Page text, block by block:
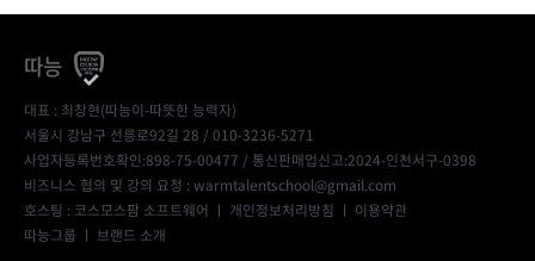
따능
대표 : 최창현(따능이-따뜻한 능력자)
서울시 강남구 선릉로92길 28 / 010-3236-5271
사업자등록번호확인:898-75-00477 / 통신판매업신고:2024-인천서구-0398
비즈니스 협의 및 강의 요청 : warmtalentschool@gmail.com
호스팅 : 코스모스팜 소프트웨어 ㅣ 개인정보처리방침 ㅣ 이용약관
따능그룹 ㅣ 브랜드 소개